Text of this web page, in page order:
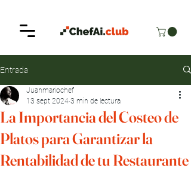
Entrada
La Importancia del Costeo de
Platos para Garantizar la
Rentabilidad de tu Restaurante
Juanmariochef
13 sept 2024 3 min de lectura